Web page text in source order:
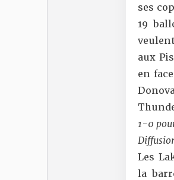
ses
19
aux
en
1-0
Les
la